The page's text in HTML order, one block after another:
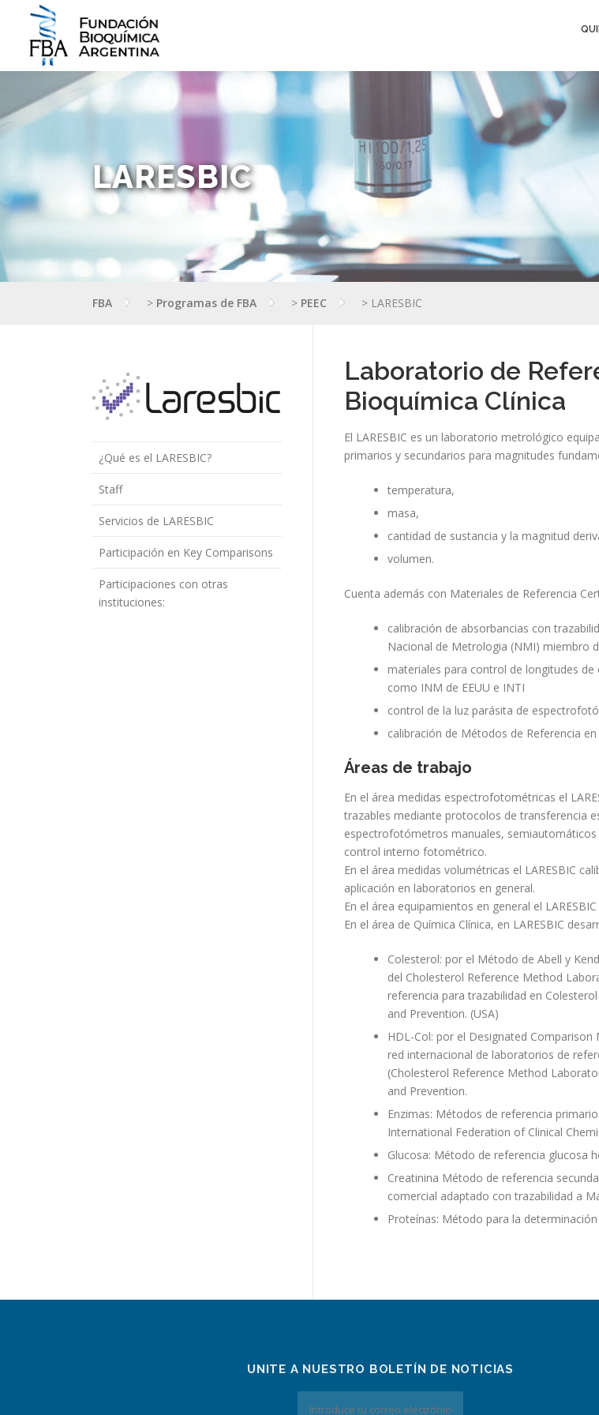
contenido
LARESBIC
FBA > Programas de FBA > PEEC > LARESBIC
Laboratorio de
Bioquímica Clínica
El LARESBIC es un laboratorio metrológico
primarios y secundarios para magnitudes
temperatura,
masa,
cantidad de sustancia y la magnitud
volumen.
Cuenta además con Materiales de Referencia
calibración de absorbancias con
Nacional de Metrologia (NMI) miembro
materiales para control de longitudes
como INM de EEUU e INTI
control de la luz parásita de
calibración de Métodos de Referencia
Áreas de trabajo
En el área medidas espectrofotométricas el
trazables mediante protocolos de transferencia
espectrofotómetros manuales,
control interno fotométrico.
En el área medidas volumétricas el LARESBIC
aplicación en laboratorios en general.
En el área equipamientos en general el
En el área de Química Clínica, en LARESBIC
Colesterol: por el Método de Abell y
del Cholesterol Reference Method
referencia para trazabilidad en
and Prevention. (USA)
HDL-Col: por el Designated
red internacional de laboratorios de
(Cholesterol Reference Method
and Prevention.
Enzimas: Métodos de referencia
International Federation of Clinical
Glucosa: Método de referencia glucosa
Creatinina Método de referencia
comercial adaptado con trazabilidad a
Proteínas: Método para la
¿Qué es el LARESBIC?
Staff
Servicios de LARESBIC
Participación en Key Comparisons
Participaciones con otras
instituciones:
UNITE A NUESTRO BOLETÍN DE NOTICIAS